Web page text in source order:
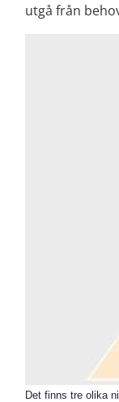
utgå från
Det finns tre olika